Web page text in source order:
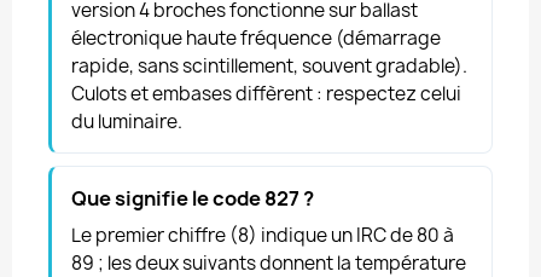
version 4 broches fonctionne sur ballast
électronique haute fréquence (démarrage
rapide, sans scintillement, souvent gradable).
Culots et embases diffèrent : respectez celui
du luminaire.
Que signifie le code 827 ?
Le premier chiffre (8) indique un IRC de 80 à
89 ; les deux suivants donnent la température